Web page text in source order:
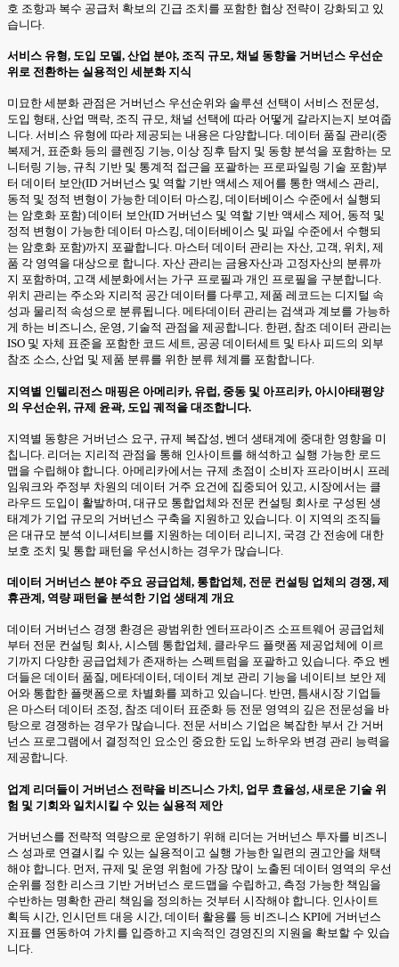
호 조항과 복수 공급처 확보의 긴급 조치를 포함한 협상 전략이 강화되고 있
습니다.
서비스 유형, 도입 모델, 산업 분야, 조직 규모, 채널 동향을 거버넌스 우선순
위로 전환하는 실용적인 세분화 지식
미묘한 세분화 관점은 거버넌스 우선순위와 솔루션 선택이 서비스 전문성,
도입 형태, 산업 맥락, 조직 규모, 채널 선택에 따라 어떻게 갈라지는지 보여줍
니다. 서비스 유형에 따라 제공되는 내용은 다양합니다. 데이터 품질 관리(중
복제거, 표준화 등의 클렌징 기능, 이상 징후 탐지 및 동향 분석을 포함하는 모
니터링 기능, 규칙 기반 및 통계적 접근을 포괄하는 프로파일링 기술 포함)부
터 데이터 보안(ID 거버넌스 및 역할 기반 액세스 제어를 통한 액세스 관리,
동적 및 정적 변형이 가능한 데이터 마스킹, 데이터베이스 수준에서 실행되
는 암호화 포함) 데이터 보안(ID 거버넌스 및 역할 기반 액세스 제어, 동적 및
정적 변형이 가능한 데이터 마스킹, 데이터베이스 및 파일 수준에서 수행되
는 암호화 포함)까지 포괄합니다. 마스터 데이터 관리는 자산, 고객, 위치, 제
품 각 영역을 대상으로 합니다. 자산 관리는 금융자산과 고정자산의 분류까
지 포함하며, 고객 세분화에서는 가구 프로필과 개인 프로필을 구분합니다.
위치 관리는 주소와 지리적 공간 데이터를 다루고, 제품 레코드는 디지털 속
성과 물리적 속성으로 분류됩니다. 메타데이터 관리는 검색과 계보를 가능하
게 하는 비즈니스, 운영, 기술적 관점을 제공합니다. 한편, 참조 데이터 관리는
ISO 및 자체 표준을 포함한 코드 세트, 공공 데이터세트 및 타사 피드의 외부
참조 소스, 산업 및 제품 분류를 위한 분류 체계를 포함합니다.
지역별 인텔리전스 매핑은 아메리카, 유럽, 중동 및 아프리카, 아시아태평양
의 우선순위, 규제 윤곽, 도입 궤적을 대조합니다.
지역별 동향은 거버넌스 요구, 규제 복잡성, 벤더 생태계에 중대한 영향을 미
칩니다. 리더는 지리적 관점을 통해 인사이트를 해석하고 실행 가능한 로드
맵을 수립해야 합니다. 아메리카에서는 규제 초점이 소비자 프라이버시 프레
임워크와 주정부 차원의 데이터 거주 요건에 집중되어 있고, 시장에서는 클
라우드 도입이 활발하며, 대규모 통합업체와 전문 컨설팅 회사로 구성된 생
태계가 기업 규모의 거버넌스 구축을 지원하고 있습니다. 이 지역의 조직들
은 대규모 분석 이니셔티브를 지원하는 데이터 리니지, 국경 간 전송에 대한
보호 조치 및 통합 패턴을 우선시하는 경우가 많습니다.
데이터 거버넌스 분야 주요 공급업체, 통합업체, 전문 컨설팅 업체의 경쟁, 제
휴관계, 역량 패턴을 분석한 기업 생태계 개요
데이터 거버넌스 경쟁 환경은 광범위한 엔터프라이즈 소프트웨어 공급업체
부터 전문 컨설팅 회사, 시스템 통합업체, 클라우드 플랫폼 제공업체에 이르
기까지 다양한 공급업체가 존재하는 스펙트럼을 포괄하고 있습니다. 주요 벤
더들은 데이터 품질, 메타데이터, 데이터 계보 관리 기능을 네이티브 보안 제
어와 통합한 플랫폼으로 차별화를 꾀하고 있습니다. 반면, 틈새시장 기업들
은 마스터 데이터 조정, 참조 데이터 표준화 등 전문 영역의 깊은 전문성을 바
탕으로 경쟁하는 경우가 많습니다. 전문 서비스 기업은 복잡한 부서 간 거버
넌스 프로그램에서 결정적인 요소인 중요한 도입 노하우와 변경 관리 능력을
제공합니다.
업계 리더들이 거버넌스 전략을 비즈니스 가치, 업무 효율성, 새로운 기술 위
험 및 기회와 일치시킬 수 있는 실용적 제안
거버넌스를 전략적 역량으로 운영하기 위해 리더는 거버넌스 투자를 비즈니
스 성과로 연결시킬 수 있는 실용적이고 실행 가능한 일련의 권고안을 채택
해야 합니다. 먼저, 규제 및 운영 위험에 가장 많이 노출된 데이터 영역의 우선
순위를 정한 리스크 기반 거버넌스 로드맵을 수립하고, 측정 가능한 책임을
수반하는 명확한 관리 책임을 정의하는 것부터 시작해야 합니다. 인사이트
획득 시간, 인시던트 대응 시간, 데이터 활용률 등 비즈니스 KPI에 거버넌스
지표를 연동하여 가치를 입증하고 지속적인 경영진의 지원을 확보할 수 있습
니다.